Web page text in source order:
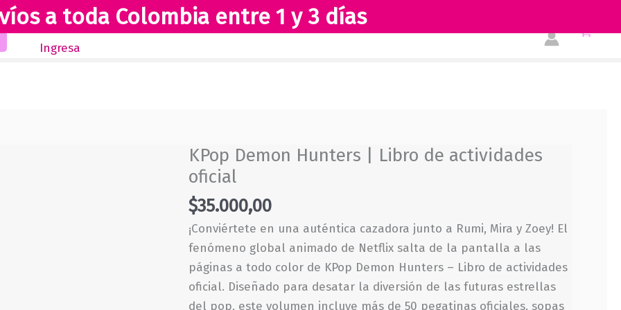
a toda Colombia entre 1 y 3 días
Inicio Novedades Revista Club Lectores Tienda
Ingresa
KPop Demon Hunters | Libro de actividades
oficial
$35.000,00
¡Conviértete en una auténtica cazadora junto a Rumi, Mira y Zoey! El
fenómeno global animado de Netflix salta de la pantalla a las
páginas a todo color de KPop Demon Hunters – Libro de actividades
oficial. Diseñado para desatar la diversión de las futuras estrellas
del pop, este volumen incluye más de 50 pegatinas oficiales, sopas